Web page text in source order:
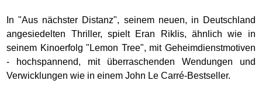
In "Aus nächster Distanz", seinem neuen, in Deutschland
angesiedelten Thriller, spielt Eran Riklis, ähnlich wie in
seinem Kinoerfolg "Lemon Tree", mit Geheimdienstmotiven
- hochspannend, mit überraschenden Wendungen und
Verwicklungen wie in einem John Le Carré-Bestseller.